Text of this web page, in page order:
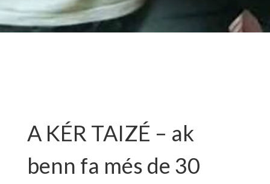
A KÉR TAIZÉ – ak
benn fa més de 30